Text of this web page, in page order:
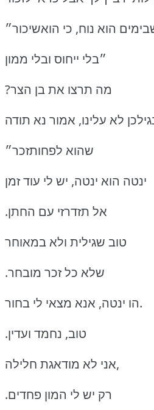
הוא נוח, כי הואשיכור״
״בלי ייחוס ובלי ממון
?מה תרצו את בן הצר
לא עלינו, אמור נא תודה
שהוא לפחותזכר״
ינטה הוא ינטה, יש לי עוד זמן
.אל תזדרזי עם החתן
טוב שגילית ולא במאוחר
.שלא כל זכר מובחר
הו ינטה, אנא מצאי לי בחור.
.טוב, נחמד ועדין
אני לא מודאגת חלילה,
.רק יש לי המון פחדים